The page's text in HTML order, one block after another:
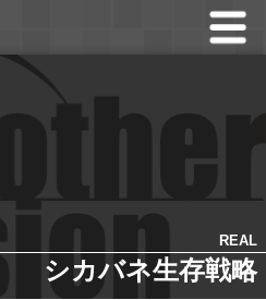
REAL
シカバネ生存戦略